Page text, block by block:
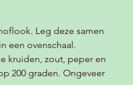
Leg deze samen
een ovenschaal.
kruiden, zout, peper en
200 graden. Ongeveer